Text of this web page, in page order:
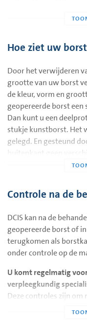
Verbeeten Instituut
U mag zelf kiezen
Hoe ziet uw
Door het verwijderen
grootte van uw borst
de kleur, vorm en
geopereerde borst
Dan kunt u een
stukje kunstborst. Het
gelegd. En gesteund
buitenkant geen
De mammacare-
Ook is het mogelijk om
gaan beide borsten er
Controle na de
DCIS kan na de
geopereerde borst of
terugkomen als
onder controle op de
U komt regelmatig
verpleegkundig
Deze controles zijn om